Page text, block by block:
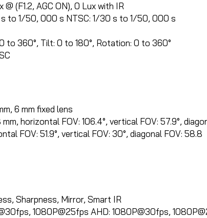
@ (F1.2, AGC ON), 0 Lux with IR
s to 1/50, 000 s NTSC: 1/30 s to 1/50, 000 s
to 360°, Tilt: 0 to 180°, Rotation: 0 to 360°
6 mm fixed lens
mm, horizontal FOV: 106.4°, vertical FOV: 57.9°,
FOV: 51.9°, vertical FOV: 30°, diagonal FOV: 58.8
Sharpness, Mirror, Smart IR
1080P@25fps AHD: 1080P@30fps,